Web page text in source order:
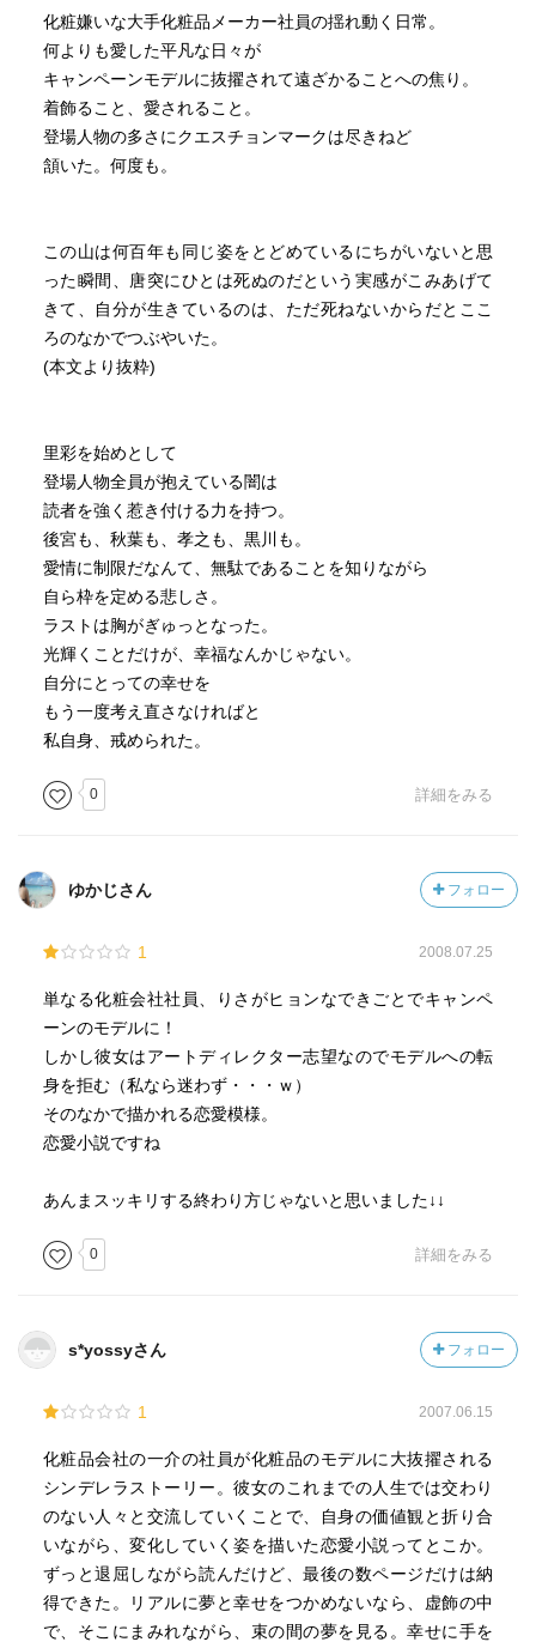
化粧嫌いな大手化粧品メーカー社員の揺れ動く日常。
何よりも愛した平凡な日々が
キャンペーンモデルに抜擢されて遠ざかることへの焦り。
着飾ること、愛されること。
登場人物の多さにクエスチョンマークは尽きねど
頷いた。何度も。
この山は何百年も同じ姿をとどめているにちがいないと思
った瞬間、唐突にひとは死ぬのだという実感がこみあげて
きて、自分が生きているのは、ただ死ねないからだとここ
ろのなかでつぶやいた。
(本文より抜粋)
里彩を始めとして
登場人物全員が抱えている闇は
読者を強く惹き付ける力を持つ。
後宮も、秋葉も、孝之も、黒川も。
愛情に制限だなんて、無駄であることを知りながら
自ら枠を定める悲しさ。
ラストは胸がぎゅっとなった。
光輝くことだけが、幸福なんかじゃない。
自分にとっての幸せを
もう一度考え直さなければと
私自身、戒められた。
0 詳細をみる
ゆかじさん フォロー
1 2008.07.25
単なる化粧会社社員、りさがヒョンなできごとでキャンペ
ーンのモデルに！
しかし彼女はアートディレクター志望なのでモデルへの転
身を拒む（私なら迷わず・・・ｗ）
そのなかで描かれる恋愛模様。
恋愛小説ですね
あんまスッキリする終わり方じゃないと思いました↓↓
0 詳細をみる
s*yossyさん フォロー
1 2007.06.15
化粧品会社の一介の社員が化粧品のモデルに大抜擢される
シンデレラストーリー。彼女のこれまでの人生では交わり
のない人々と交流していくことで、自身の価値観と折り合
いながら、変化していく姿を描いた恋愛小説ってとこか。
ずっと退屈しながら読んだけど、最後の数ページだけは納
得できた。リアルに夢と幸せをつかめないなら、虚飾の中
で、そこにまみれながら、束の間の夢を見る。幸せに手を